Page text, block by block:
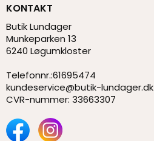
KONTAKT
Butik Lundager
Munkeparken 13
6240 Løgumkloster
Telefonnr.:61695474
kundeservice@butik-lundager.dk
CVR-nummer: 33663307